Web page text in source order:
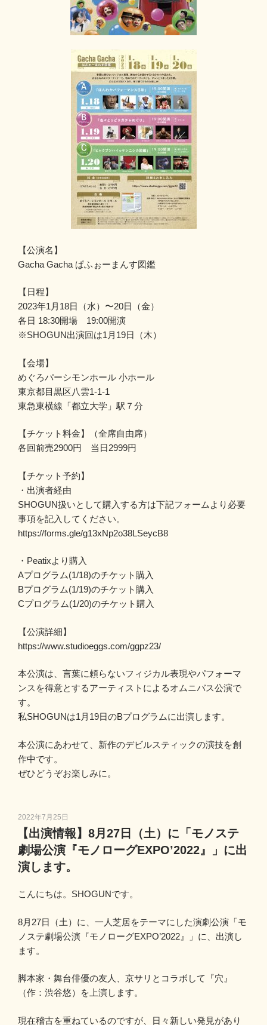
【公演名】
Gacha Gacha ぱふぉーまんす図鑑
【日程】
2023年1月18日（水）〜20日（金）
各日 18:30開場 19:00開演
※SHOGUN出演回は1月19日（木）
【会場】
めぐろパーシモンホール 小ホール
東京都目黒区八雲1-1-1
東急東横線「都立大学」駅７分
【チケット料金】（全席自由席）
各回前売2900円 当日2999円
【チケット予約】
・出演者経由
SHOGUN扱いとして購入する方は下記フォームより必要
事項を記入してください。
https://forms.gle/g13xNp2o38LSeycB8
・Peatixより購入
Aプログラム(1/18)のチケット購入
Bプログラム(1/19)のチケット購入
Cプログラム(1/20)のチケット購入
【公演詳細】
https://www.studioeggs.com/ggpz23/
本公演は、言葉に頼らないフィジカル表現やパフォーマ
ンスを得意とするアーティストによるオムニバス公演で
す。
私SHOGUNは1月19日のBプログラムに出演します。
本公演にあわせて、新作のデビルスティックの演技を創
作中です。
ぜひどうぞお楽しみに。
投
稿
日:
2022年7月25日
【出演情報】8月27日（土）に「モノステ
劇場公演『モノローグEXPO’2022』」に出
演します。
こんにちは。SHOGUNです。
8月27日（土）に、一人芝居をテーマにした演劇公演「モ
ノステ劇場公演『モノローグEXPO’2022』」に、出演し
ます。
脚本家・舞台俳優の友人、京サリとコラボして『穴 』
（作：渋谷悠）を上演します。
現在稽古を重ねているのですが、日々新しい発見があり